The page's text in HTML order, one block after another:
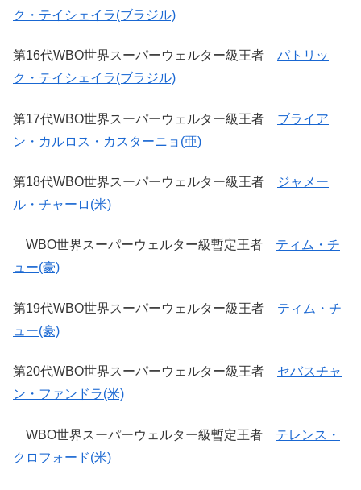
ク・テイシェイラ(ブラジル)
第16代WBO世界スーパーウェルター級王者 パトリッ
ク・テイシェイラ(ブラジル)
第17代WBO世界スーパーウェルター級王者 ブライア
ン・カルロス・カスターニョ(亜)
第18代WBO世界スーパーウェルター級王者
ジャメー
ル・チャーロ(米)
WBO世界スーパーウェルター級暫定王者 ティム・チ
ュー(豪)
第19代WBO世界スーパーウェルター級王者 ティム・チ
ュー(豪)
第20代WBO世界スーパーウェルター級王者 セバスチャ
ン・ファンドラ(米)
WBO世界スーパーウェルター級暫定王者 テレンス・
クロフォード(米)